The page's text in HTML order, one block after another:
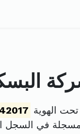
الهوية
مسجلة في السجل